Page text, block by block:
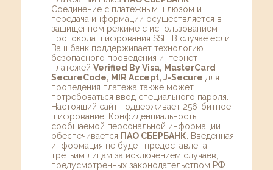
Соединение с платежным шлюзом и
передача информации осуществляется в
защищенном режиме с использованием
протокола шифрования SSL. В случае если
Ваш банк поддерживает технологию
безопасного проведения интернет-
платежей Verified By Visa, MasterCard
SecureCode, MIR Accept, J-Secure для
проведения платежа также может
потребоваться ввод специального пароля.
Настоящий сайт поддерживает 256-битное
шифрование. Конфиденциальность
сообщаемой персональной информации
обеспечивается ПАО СБЕРБАНК . Введенная
информация не будет предоставлена
третьим лицам за исключением случаев,
предусмотренных законодательством РФ.